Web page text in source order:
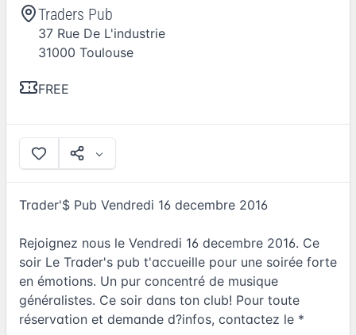
Traders Pub
37 Rue De L'industrie
31000 Toulouse
FREE
Trader'$ Pub Vendredi 16 decembre 2016
Rejoignez nous le Vendredi 16 decembre 2016. Ce
soir Le Trader's pub t'accueille pour une soirée forte
en émotions. Un pur concentré de musique
généralistes. Ce soir dans ton club! Pour toute
réservation et demande d?infos, contactez le *